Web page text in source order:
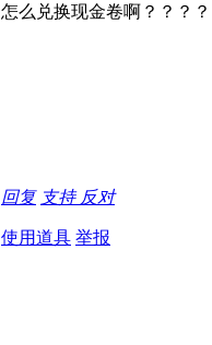
怎么兑换现金卷啊？？？？
回复 支持 反对
使用道具 举报